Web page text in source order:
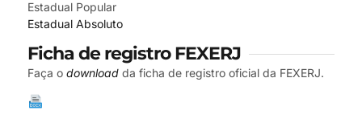
Estadual Popular
Estadual Absoluto
Ficha de registro FEXERJ
Faça o download da ficha de registro oficial da FEXERJ.